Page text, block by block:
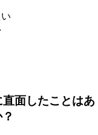
面したことはあ